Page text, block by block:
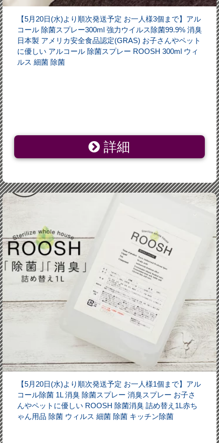
【5月20日(水)より順次発送予定 お一人様3個まで】アル
コール 除菌スプレー300ml 強力ウイルス除菌99.9% 消臭
日本製 アメリカ安全食品認定(GRAS) お子さんやペット
に優しい アルコール 除菌スプレー ROOSH 300ml ウィ
ルス 細菌 除菌
詳細
【5月20日(水)より順次発送予定 お一人様1個まで】アル
コール除菌 1L 消臭 除菌スプレー 消臭スプレー お子さ
んやペットに優しい ROOSH 除菌消臭 詰め替え1L赤ち
ゃん用品 除菌 ウィルス 細菌 除菌 キッチン除菌